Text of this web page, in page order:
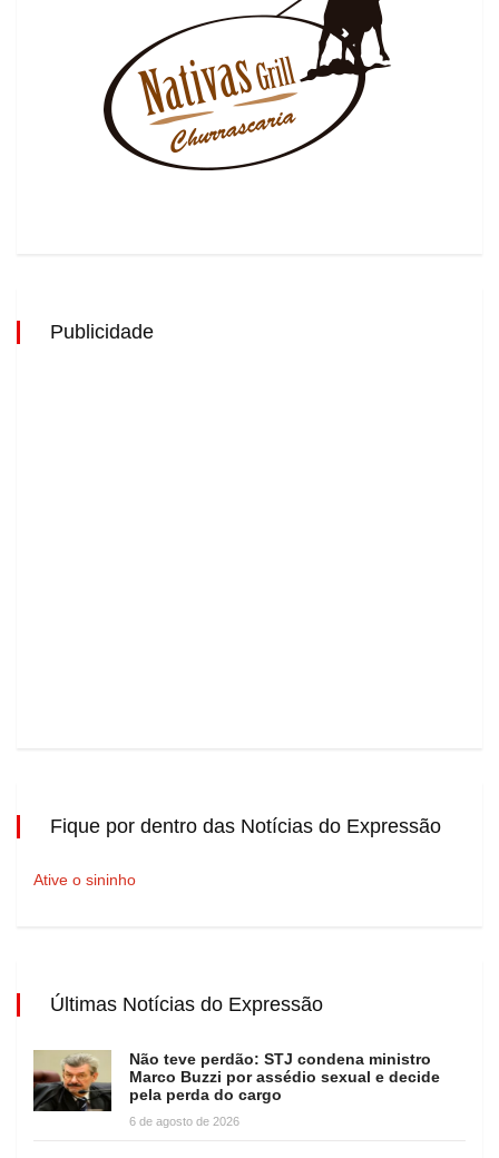
Publicidade
Fique por dentro das Notícias do Expressão
Ative o sininho
Últimas Notícias do Expressão
Não teve perdão: STJ condena ministro
Marco Buzzi por assédio sexual e decide
pela perda do cargo
6 de agosto de 2026